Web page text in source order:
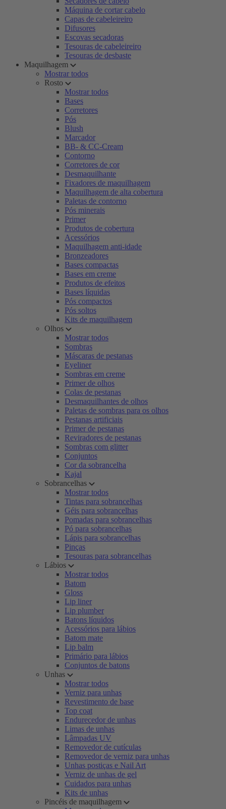
Máquina de cortar cabelo
Capas de cabeleireiro
Difusores
Escovas secadoras
Tesouras de cabeleireiro
Tesouras de desbaste
Maquilhagem
Mostrar todos
Rosto
Mostrar todos
Bases
Corretores
Pós
Blush
Marcador
BB- & CC-Cream
Contorno
Corretores de cor
Desmaquilhante
Fixadores de maquilhagem
Maquilhagem de alta cobertura
Paletas de contorno
Pós minerais
Primer
Produtos de cobertura
Acessórios
Maquilhagem anti-idade
Bronzeadores
Bases compactas
Bases em creme
Produtos de efeitos
Bases líquidas
Pós compactos
Pós soltos
Kits de maquilhagem
Olhos
Mostrar todos
Sombras
Máscaras de pestanas
Eyeliner
Sombras em creme
Primer de olhos
Colas de pestanas
Desmaquilhantes de olhos
Paletas de sombras para os olhos
Pestanas artificiais
Primer de pestanas
Reviradores de pestanas
Sombras com glitter
Conjuntos
Cor da sobrancelha
Kajal
Sobrancelhas
Mostrar todos
Tintas para sobrancelhas
Géis para sobrancelhas
Pomadas para sobrancelhas
Pó para sobrancelhas
Lápis para sobrancelhas
Pinças
Tesouras para sobrancelhas
Lábios
Mostrar todos
Batom
Gloss
Lip liner
Lip plumber
Batons líquidos
Acessórios para lábios
Batom mate
Lip balm
Primário para lábios
Conjuntos de batons
Unhas
Mostrar todos
Verniz para unhas
Revestimento de base
Top coat
Endurecedor de unhas
Limas de unhas
Lâmpadas UV
Removedor de cutículas
Removedor de verniz para unhas
Unhas postiças e Nail Art
Verniz de unhas de gel
Cuidados para unhas
Kits de unhas
Pincéis de maquilhagem